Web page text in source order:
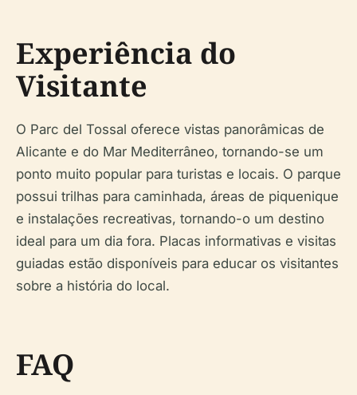
Experiência do
Visitante
O Parc del Tossal oferece vistas panorâmicas de
Alicante e do Mar Mediterrâneo, tornando-se um
ponto muito popular para turistas e locais. O parque
possui trilhas para caminhada, áreas de piquenique
e instalações recreativas, tornando-o um destino
ideal para um dia fora. Placas informativas e visitas
guiadas estão disponíveis para educar os visitantes
sobre a história do local.
FAQ